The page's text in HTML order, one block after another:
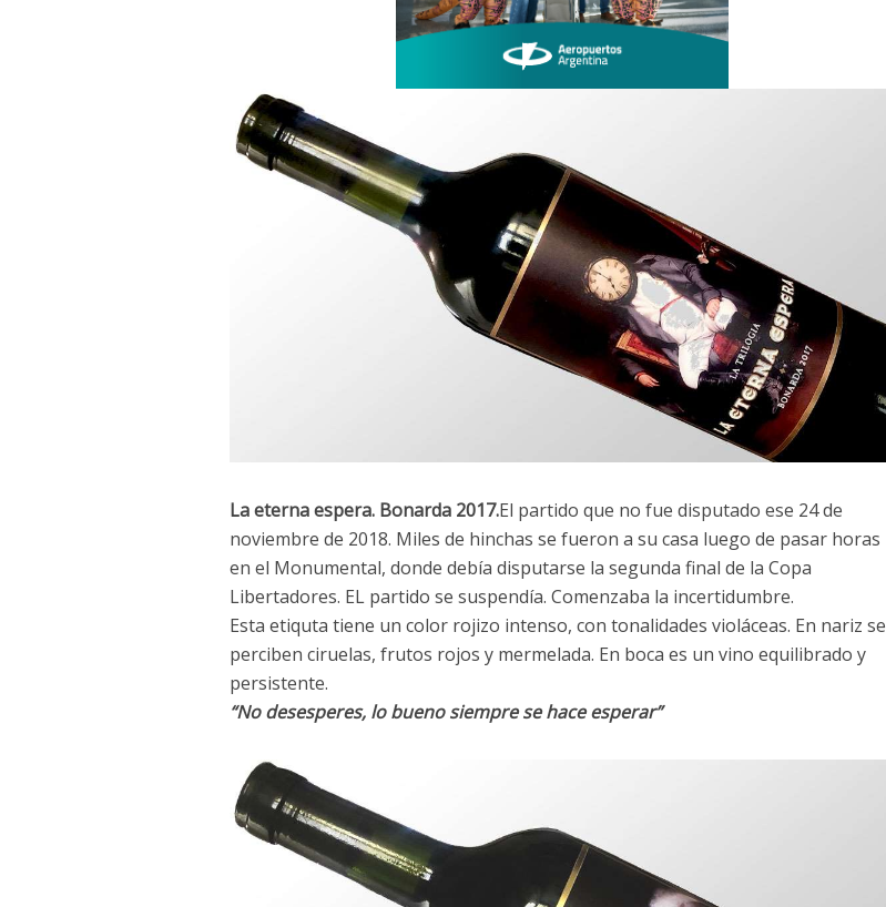
La eterna espera. Bonarda 2017.El partido que no fue disputado ese 24 de
noviembre de 2018. Miles de hinchas se fueron a su casa luego de pasar horas
en el Monumental, donde debía disputarse la segunda final de la Copa
Libertadores. EL partido se suspendía. Comenzaba la incertidumbre.
Esta etiquta tiene un color rojizo intenso, con tonalidades violáceas. En nariz se
perciben ciruelas, frutos rojos y mermelada. En boca es un vino equilibrado y
persistente.
“No desesperes, lo bueno siempre se hace esperar”